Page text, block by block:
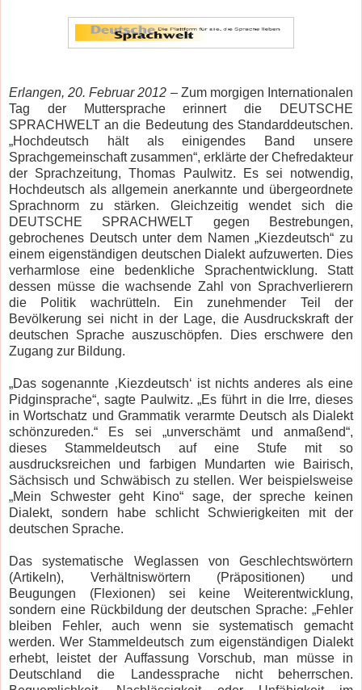
Erlangen, 20. Februar 2012 – Zum morgigen Internationalen
Tag der Muttersprache erinnert die DEUTSCHE
SPRACHWELT an die Bedeutung des Standarddeutschen.
„Hochdeutsch hält als einigendes Band unsere
Sprachgemeinschaft zusammen“, erklärte der Chefredakteur
der Sprachzeitung, Thomas Paulwitz. Es sei notwendig,
Hochdeutsch als allgemein anerkannte und übergeordnete
Sprachnorm zu stärken. Gleichzeitig wendet sich die
DEUTSCHE SPRACHWELT gegen Bestrebungen,
gebrochenes Deutsch unter dem Namen „Kiezdeutsch“ zu
einem eigenständigen deutschen Dialekt aufzuwerten. Dies
verharmlose eine bedenkliche Sprachentwicklung. Statt
dessen müsse die wachsende Zahl von Sprachverlierern
die Politik wachrütteln. Ein zunehmender Teil der
Bevölkerung sei nicht in der Lage, die Ausdruckskraft der
deutschen Sprache auszuschöpfen. Dies erschwere den
Zugang zur Bildung.
„Das sogenannte ‚Kiezdeutsch‘ ist nichts anderes als eine
Pidginsprache“, sagte Paulwitz. „Es führt in die Irre, dieses
in Wortschatz und Grammatik verarmte Deutsch als Dialekt
schönzureden.“ Es sei „unverschämt und anmaßend“,
dieses Stammeldeutsch auf eine Stufe mit so
ausdrucksreichen und farbigen Mundarten wie Bairisch,
Sächsisch und Schwäbisch zu stellen. Wer beispielsweise
„Mein Schwester geht Kino“ sage, der spreche keinen
Dialekt, sondern habe schlicht Schwierigkeiten mit der
deutschen Sprache.
Das systematische Weglassen von Geschlechtswörtern
(Artikeln), Verhältniswörtern (Präpositionen) und
Beugungen (Flexionen) sei keine Weiterentwicklung,
sondern eine Rückbildung der deutschen Sprache: „Fehler
bleiben Fehler, auch wenn sie systematisch gemacht
werden. Wer Stammeldeutsch zum eigenständigen Dialekt
erhebt, leistet der Auffassung Vorschub, man müsse in
Deutschland die Landessprache nicht beherrschen.